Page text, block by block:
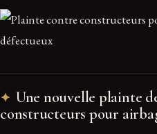
Une nouvelle plainte
constructeurs pour